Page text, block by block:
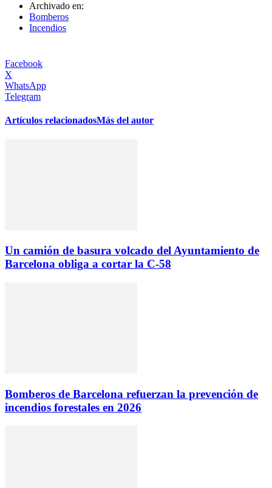
Archivado en:
Bomberos
Incendios
Facebook
X
WhatsApp
Telegram
Artículos relacionadosMás del autor
Un camión de basura volcado del Ayuntamiento de
Barcelona obliga a cortar la C-58
Bomberos de Barcelona refuerzan la prevención de
incendios forestales en 2026